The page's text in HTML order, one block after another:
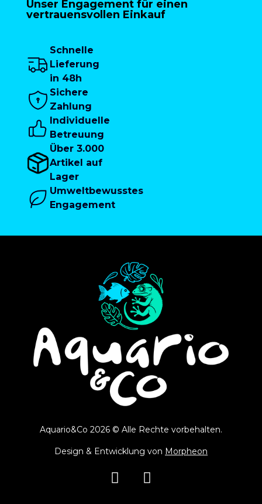
Unser Engagement für einen
vertrauensvollen Einkauf
Schnelle
Lieferung
in 48h
Sichere
Zahlung
Individuelle
Betreuung
Über 3.000
Artikel auf
Lager
Umweltbewusstes
Engagement
Aquario&Co 2026 © Alle Rechte vorbehalten.
Design & Entwicklung von Morpheon